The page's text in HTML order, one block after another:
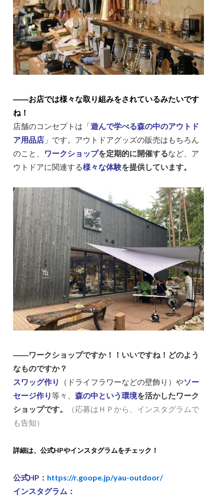
――お店では様々な取り組みをされているみたいです
ね！
店舗のコンセプトは「遊んで学べる森の中のアウトド
ア用品店 」です。アウトドアグッズの販売はもちろん
のこと、 ワークショップを定期的に開催するなど、ア
ウトドアに関連する様々な体験を提供しています。
――ワークショップですか！！いいですね！どのよう
なものですか？
スワッグ作り
（ドライフラワーなどの壁飾り）やソー
セージ作り等々、森の中という環境を活かしたワーク
ショップです。
（応募はＨＰから、インスタグラムで
も告知）
詳細は、公式HPやインスタグラムをチェック！
公式HP ： https://r.goope.jp/yau-outdoor/
インスタグラム ：